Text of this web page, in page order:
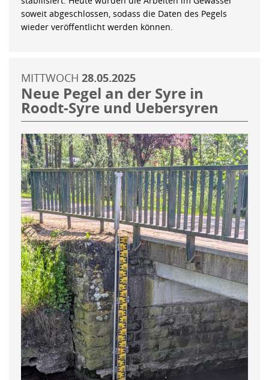
soweit abgeschlossen, sodass die Daten des Pegels
wieder veröffentlicht werden können.
MITTWOCH 28.05.2025
Neue Pegel an der Syre in
Roodt-Syre und Uebersyren